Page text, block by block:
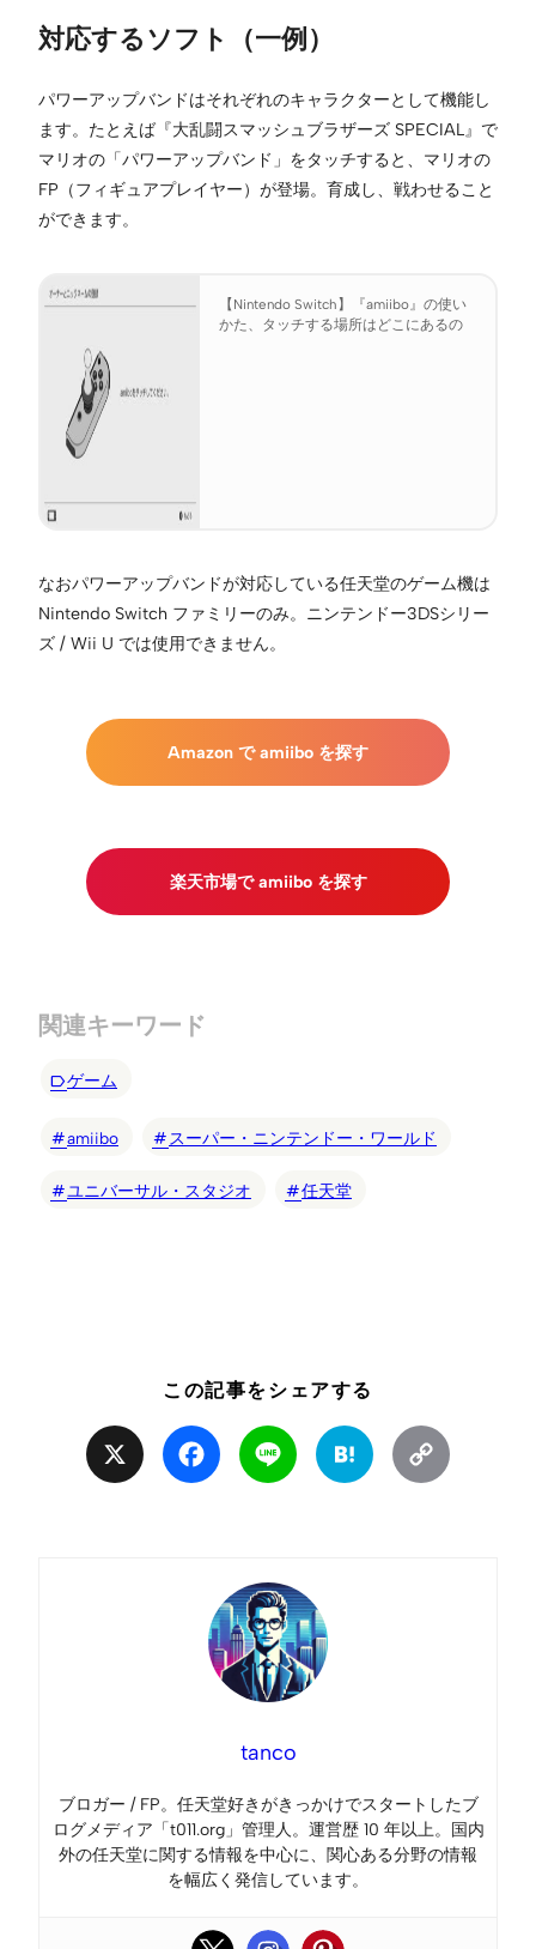
対応するソフト（一例）
パワーアップバンドはそれぞれのキャラクターとして機能し
ます。たとえば『大乱闘スマッシュブラザーズ SPECIAL』で
マリオの「パワーアップバンド」をタッチすると、マリオの
FP（フィギュアプレイヤー）が登場。育成し、戦わせること
ができます。
【Nintendo Switch】『amiibo』の使い
かた、タッチする場所はどこにあるの
なおパワーアップバンドが対応している任天堂のゲーム機は
Nintendo Switch ファミリーのみ。ニンテンドー3DSシリー
ズ / Wii U では使用できません。
Amazon で amiibo を探す
楽天市場で amiibo を探す
関連キーワード
ゲーム
amiibo スーパー・ニンテンドー・ワールド
ユニバーサル・スタジオ 任天堂
この記事をシェアする
Facebook Line Hatena
tanco
ブロガー / FP。任天堂好きがきっかけでスタートしたブ
ログメディア「t011.org」管理人。運営歴 10 年以上。国内
外の任天堂に関する情報を中心に、関心ある分野の情報
を幅広く発信しています。